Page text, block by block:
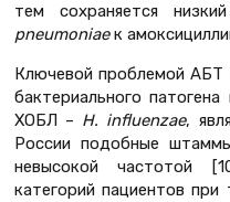
тем сохраняется
pneumoniaeк
Ключевой проблемой АБТ
бактериального
ХОБЛ – H. influenzae,
России подобные
невысокой частотой
категорий пациентов